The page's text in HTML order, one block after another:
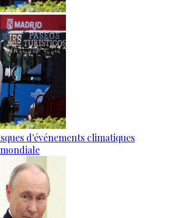
d'événements climatiques